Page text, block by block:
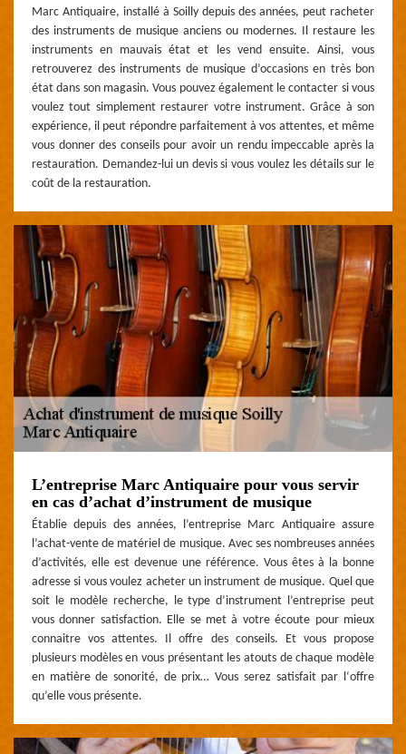
Marc Antiquaire, installé à Soilly depuis des années, peut racheter
des instruments de musique anciens ou modernes. Il restaure les
instruments en mauvais état et les vend ensuite. Ainsi, vous
retrouverez des instruments de musique d’occasions en très bon
état dans son magasin. Vous pouvez également le contacter si vous
voulez tout simplement restaurer votre instrument. Grâce à son
expérience, il peut répondre parfaitement à vos attentes, et même
vous donner des conseils pour avoir un rendu impeccable après la
restauration. Demandez-lui un devis si vous voulez les détails sur le
coût de la restauration.
L’entreprise Marc Antiquaire pour vous servir
en cas d’achat d’instrument de musique
Établie depuis des années, l’entreprise Marc Antiquaire assure
l’achat-vente de matériel de musique. Avec ses nombreuses années
d’activités, elle est devenue une référence. Vous êtes à la bonne
adresse si vous voulez acheter un instrument de musique. Quel que
soit le modèle recherche, le type d’instrument l’entreprise peut
vous donner satisfaction. Elle se met à votre écoute pour mieux
connaitre vos attentes. Il offre des conseils. Et vous propose
plusieurs modèles en vous présentant les atouts de chaque modèle
en matière de sonorité, de prix… Vous serez satisfait par l‘offre
qu’elle vous présente.